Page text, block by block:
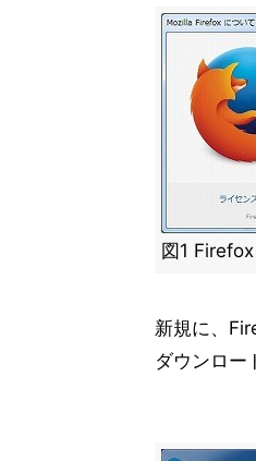
図1
新規に、
ダウンロー